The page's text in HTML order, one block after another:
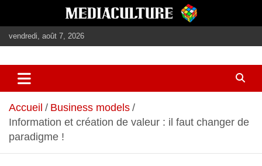
contenu
vendredi, août 7, 2026
mediaculture
Accueil
Business models
Information et création de valeur : il faut changer de
paradigme !